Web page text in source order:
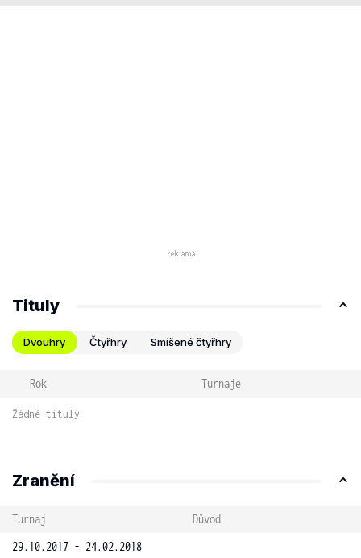
Tituly
Dvouhry Čtyřhry Smíšené čtyřhry
Rok Turnaje
Žádné tituly
Zranění
Turnaj
Důvod
29.10.2017 - 24.02.2018